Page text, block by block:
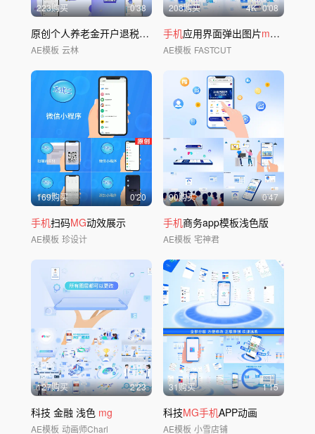
223购买 0'38
原创个人养老金开户退税
手机 动画
AE模板 云林
208购买 4K 0'08
手机应用界面弹出图片mg 模板01
AE模板 FASTCUT
169购买 0'20
手机扫码MG动效展示
AE模板 珍设计
90购买 0'47
手机商务app模板浅色版
AE模板 宅神君
127购买 2'23
科技 金融 浅色 mg
AE模板 动画师Charl
31购买 1'15
科技MG手机APP动画
AE模板 小雪店铺